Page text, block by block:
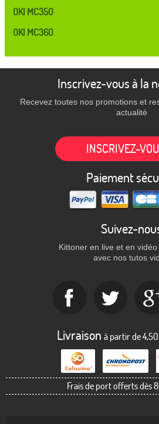
OKI MC350
OKI MC360
Inscrivez-vous à la
Recevez toutes nos promotions et
actualité
INSCRIVEZ-
Paiement
Suivez-
Kittoner en live et en
avec nos tutos
Livraison à partir de
Frais de port offerts dès